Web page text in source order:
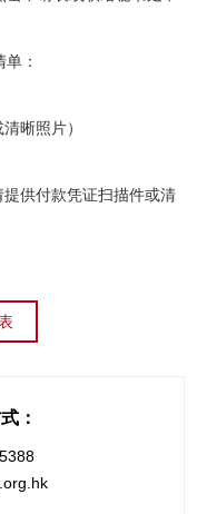
：
晰照片）
供付款凭证扫描件或清
：